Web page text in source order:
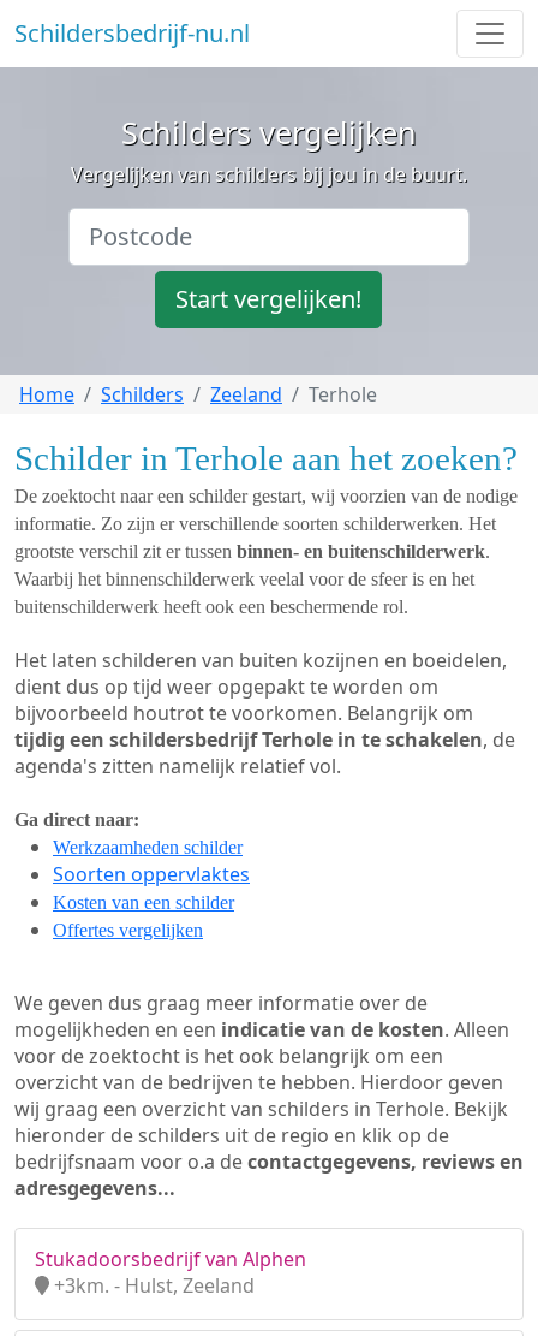
Schildersbedrijf-nu.nl
Schilders vergelijken
Vergelijken van schilders bij jou in de buurt.
Start vergelijken!
Home Schilders Zeeland Terhole
Schilder in Terhole aan het zoeken?
De zoektocht naar een schilder gestart, wij voorzien van de nodige
informatie. Zo zijn er verschillende soorten schilderwerken. Het
grootste verschil zit er tussen binnen- en buitenschilderwerk.
Waarbij het binnenschilderwerk veelal voor de sfeer is en het
buitenschilderwerk heeft ook een beschermende rol.
Het laten schilderen van buiten kozijnen en boeidelen,
dient dus op tijd weer opgepakt te worden om
bijvoorbeeld houtrot te voorkomen. Belangrijk om
tijdig een schildersbedrijf Terhole in te schakelen, de
agenda's zitten namelijk relatief vol.
Ga direct naar:
Werkzaamheden schilder
Soorten oppervlaktes
Kosten van een schilder
Offertes vergelijken
We geven dus graag meer informatie over de
mogelijkheden en een indicatie van de kosten. Alleen
voor de zoektocht is het ook belangrijk om een
overzicht van de bedrijven te hebben. Hierdoor geven
wij graag een overzicht van schilders in Terhole. Bekijk
hieronder de schilders uit de regio en klik op de
bedrijfsnaam voor o.a decontactgegevens, reviews en
adresgegevens...
Stukadoorsbedrijf van Alphen
+3km. - Hulst, Zeeland